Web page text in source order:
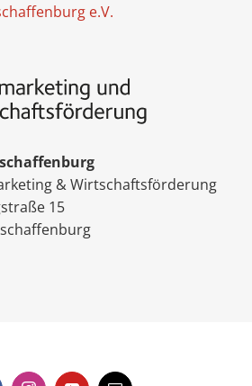
e.V.
& Wirtschaftsförderung
15